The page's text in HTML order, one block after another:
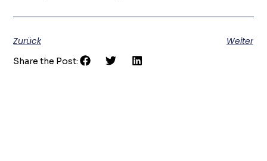
Zurück Weiter
Share the Post: